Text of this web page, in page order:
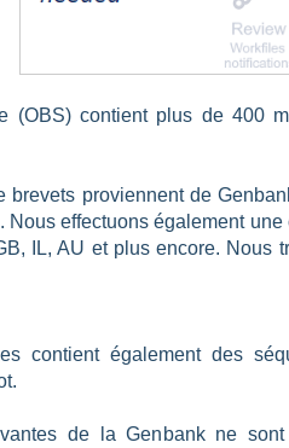
(OBS) contient plus de 400
brevets proviennent de
Nous effectuons également
IL, AU et plus encore. Nous
contient également des
de la Genbank ne